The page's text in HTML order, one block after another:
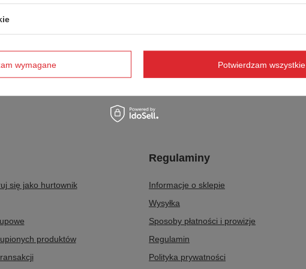
szt.
się jako hurtownik
produktów
Regulaminy
Informacje o sklepie
Wysyłka
Sposoby płatności i prowizje
Regulamin
Polityka prywatności
wymagane Potwierdzam wszystkie